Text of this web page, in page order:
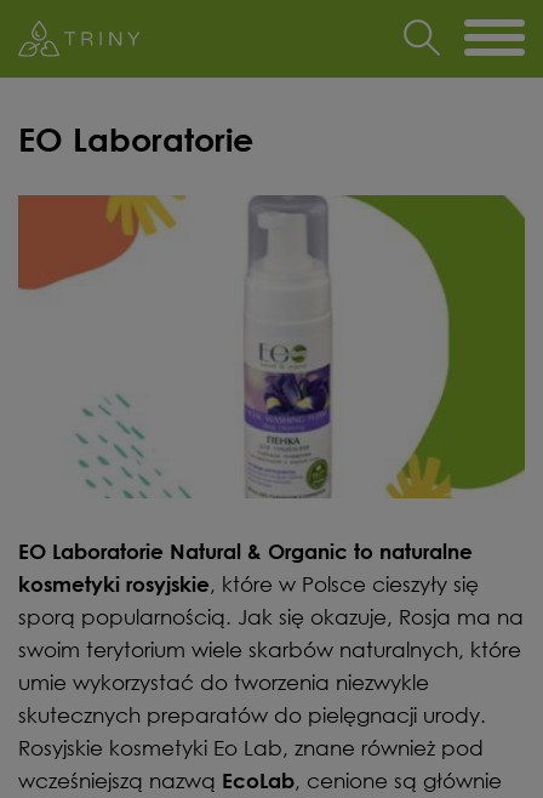
EO Laboratorie
EO Laboratorie Natural & Organic to naturalne
kosmetyki rosyjskie, które w Polsce cieszyły się
sporą popularnością. Jak się okazuje, Rosja ma na
swoim terytorium wiele skarbów naturalnych, które
umie wykorzystać do tworzenia niezwykle
skutecznych preparatów do pielęgnacji urody.
Rosyjskie kosmetyki Eo Lab, znane również pod
wcześniejszą nazwą EcoLab, cenione są głównie